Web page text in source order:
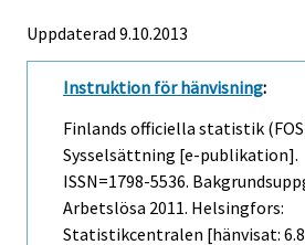
Uppdaterad 9.10.2013
Instruktion för hänvisning:
Finlands officiella statistik
Sysselsättning [e-publikation].
ISSN=1798-5536.
Arbetslösa 2011. Helsingfors:
Statistikcentralen [hänvisat: